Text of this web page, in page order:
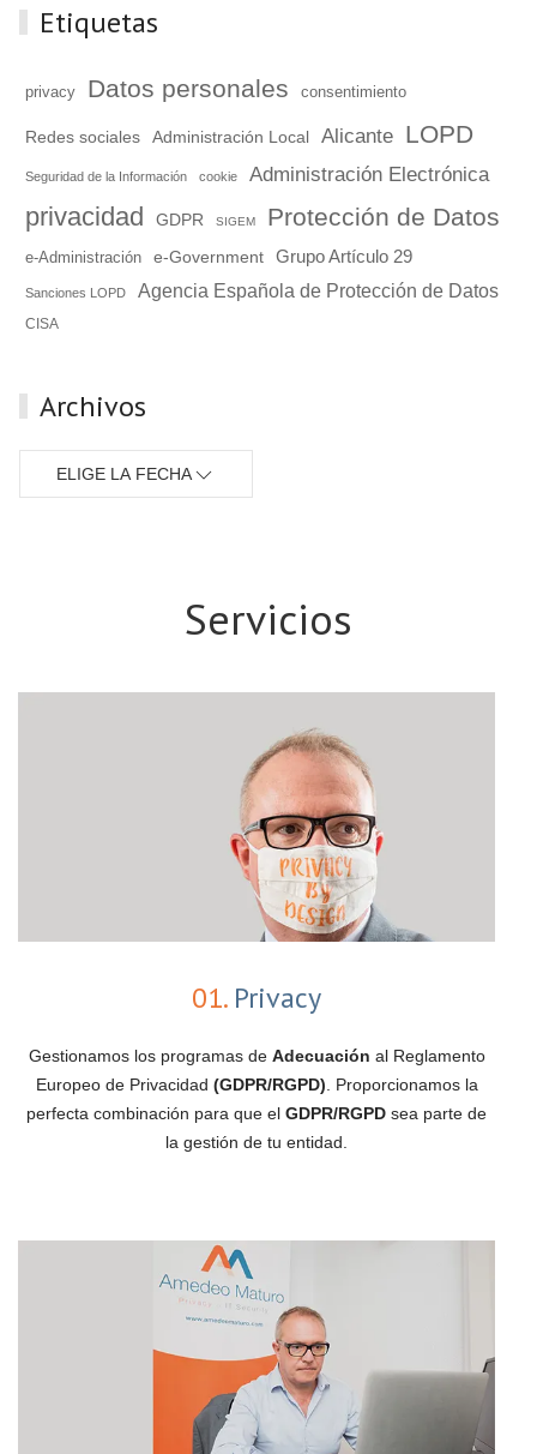
Etiquetas
privacy Datos personales consentimiento
Redes sociales Administración Local Alicante LOPD
Seguridad de la Información cookie Administración Electrónica
privacidad GDPR SIGEM Protección de Datos
e-Administración e-Government Grupo Artículo 29
Sanciones LOPD Agencia Española de Protección de Datos
CISA
Archivos
ELIGE LA FECHA
Servicios
01.Privacy
Gestionamos los programas de Adecuación al Reglamento
Europeo de Privacidad (GDPR/RGPD). Proporcionamos la
perfecta combinación para que el GDPR/RGPD sea parte de
la gestión de tu entidad.